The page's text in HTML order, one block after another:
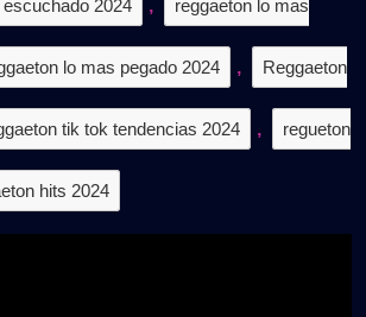
2024 , reggaeton lo mas
lo mas pegado 2024 , Reggaeton
tik tok tendencias 2024 , regueton
hits 2024